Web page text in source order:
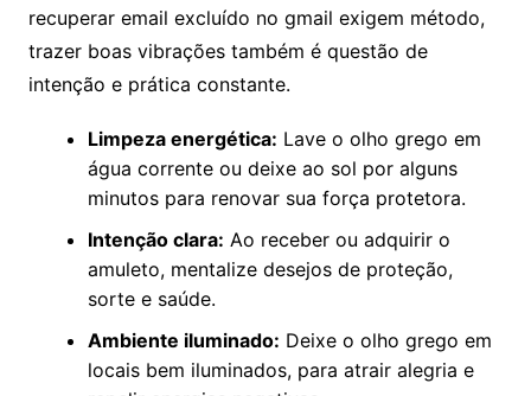
recuperar email excluído no gmail exigem método,
trazer boas vibrações também é questão de
intenção e prática constante.
Limpeza energética: Lave o olho grego em
água corrente ou deixe ao sol por alguns
minutos para renovar sua força protetora.
Intenção clara: Ao receber ou adquirir o
amuleto, mentalize desejos de proteção,
sorte e saúde.
Ambiente iluminado: Deixe o olho grego em
locais bem iluminados, para atrair alegria e